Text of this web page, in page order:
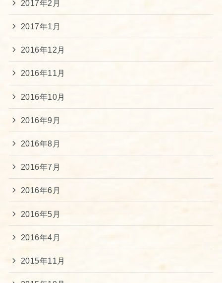
2017年2月
2017年1月
2016年12月
2016年11月
2016年10月
2016年9月
2016年8月
2016年7月
2016年6月
2016年5月
2016年4月
2015年11月